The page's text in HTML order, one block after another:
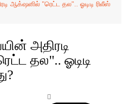
ஆக்‌ஷனில் "ரெட்ட தல".. ஓடிடி ரிலீஸ்
அதிரடி
தல".. ஓடிடி